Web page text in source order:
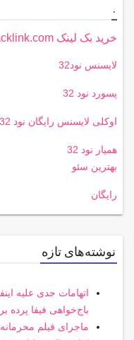
.
خرید بک لینک behtarinbacklink.com
لایسنس نود32
پسورد نود 32
اوکلی لایسنس رایگان نود 32
همیار نود 32
بهترین سئو
رایگان
نوشته‌های تازه
اتهامات جدی علیه
باج‌خواهی فیفا پرده
ماجرای فیلم